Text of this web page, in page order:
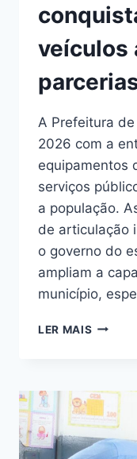
veículos
A Prefeitura
2026 com a
equipamentos
serviços
a população.
de articulação
o governo do
ampliam a
município,
LER MAIS